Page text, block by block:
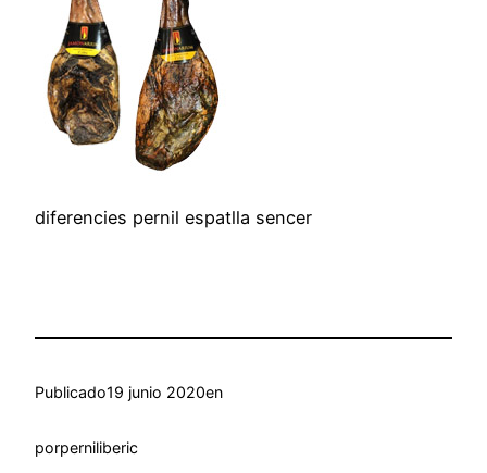
diferencies pernil espatlla sencer
Publicado19 junio 2020en
porperniliberic